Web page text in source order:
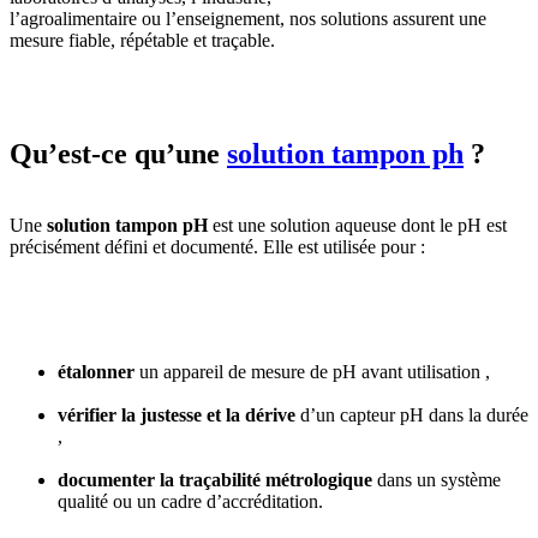
l’agroalimentaire ou l’enseignement, nos solutions assurent une
mesure fiable, répétable et traçable.
Qu’est-ce qu’une solution tampon ph ?
Une solution tampon pHest une solution aqueuse dont le pH est
précisément défini et documenté. Elle est utilisée pour :
étalonner un appareil de mesure de pH avant utilisation ,
vérifier la justesse et la dérive d’un capteur pH dans la durée
,
documenter la traçabilité métrologique dans un système
qualité ou un cadre d’accréditation.